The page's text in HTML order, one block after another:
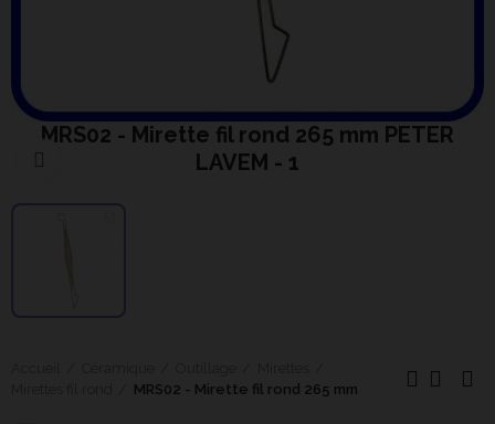
MRS02 - Mirette fil rond 265 mm PETER
LAVEM - 1
MRS02 - Mirette fil rond 265 mm